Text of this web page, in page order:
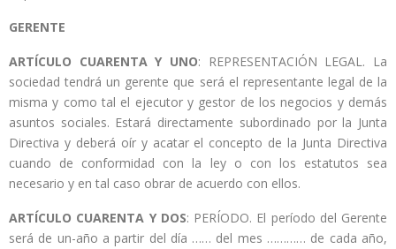
GERENTE
ARTÍCULO CUARENTA Y UNO: REPRESENTACIÓN LEGAL. La
sociedad tendrá un gerente que será el representante legal de la
misma y como tal el ejecutor y gestor de los negocios y demás
asuntos sociales. Estará directamente subordinado por la Junta
Directiva y deberá oír y acatar el concepto de la Junta Directiva
cuando de conformidad con la ley o con los estatutos sea
necesario y en tal caso obrar de acuerdo con ellos.
ARTÍCULO CUARENTA Y DOS: PERÍODO. El período del Gerente
será de un-año a partir del día …… del mes ………… de cada año,